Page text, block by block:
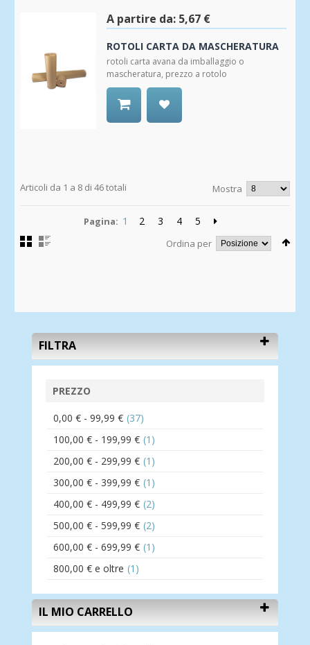
Wishlist
A partire da: 5,67 €
ROTOLI CARTA DA MASCHERATURA
rotoli carta avana da imballaggio o
mascheratura, prezzo a rotolo
Articoli da 1 a 8 di 46 totali Mostra
Pagina: 1 2 3 4 5
Ordina per
FILTRA
PREZZO
0,00 € - 99,99 € (37)
100,00 € - 199,99 € (1)
200,00 € - 299,99 € (1)
300,00 € - 399,99 € (1)
400,00 € - 499,99 € (2)
500,00 € - 599,99 € (2)
600,00 € - 699,99 € (1)
800,00 € e oltre (1)
IL MIO CARRELLO